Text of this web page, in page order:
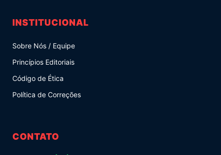
INSTITUCIONAL
Sobre Nós / Equipe
Princípios Editoriais
Código de Ética
Política de Correções
CONTATO